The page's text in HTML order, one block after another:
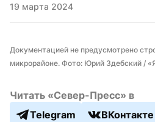
19 марта 2024
Документацией не предусмотрено
микрорайоне. Фото: Юрий Здебский /
Читать «Север-Пресс» в
Telegram
ВКонтакте